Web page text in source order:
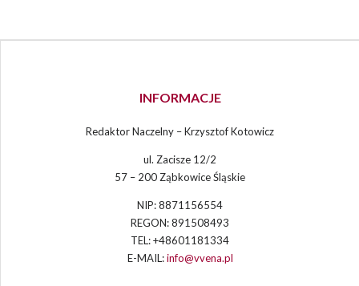
INFORMACJE
Redaktor Naczelny – Krzysztof Kotowicz
ul. Zacisze 12/2
57 – 200 Ząbkowice Śląskie
NIP: 8871156554
REGON: 891508493
TEL: +48601181334
E-MAIL:info@vvena.pl